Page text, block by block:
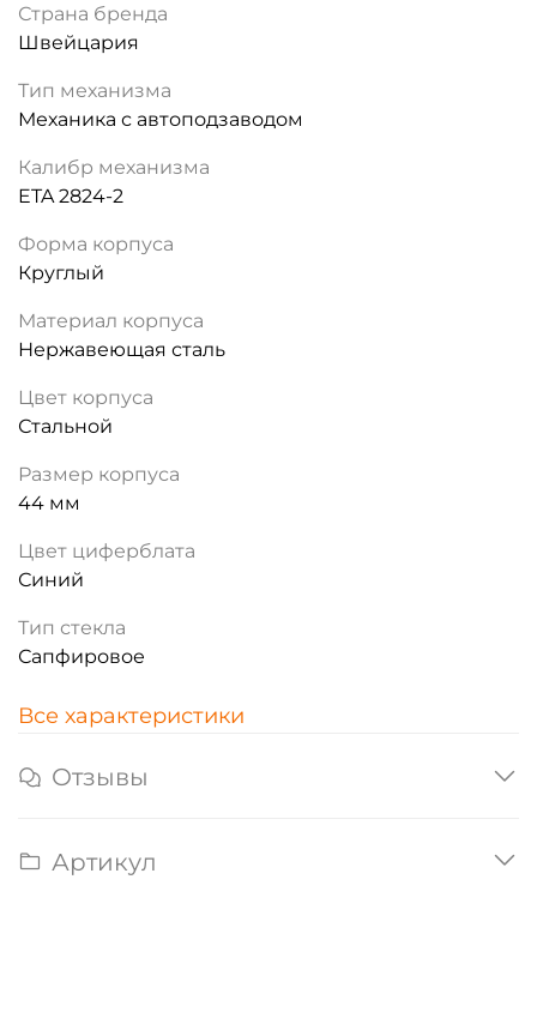
Страна бренда
Швейцария
Тип механизма
Механика с автоподзаводом
Калибр механизма
ETA 2824-2
Форма корпуса
Круглый
Материал корпуса
Нержавеющая сталь
Цвет корпуса
Стальной
Размер корпуса
44 мм
Цвет циферблата
Синий
Тип стекла
Сапфировое
Все характеристики
Отзывы
Артикул